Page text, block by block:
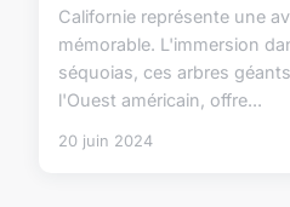
Californie représente une
mémorable. L'immersion
séquoias, ces arbres
l'Ouest américain, offre...
20 juin 2024